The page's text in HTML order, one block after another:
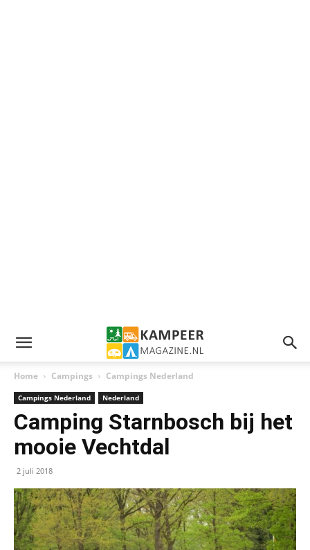
Home Campings Campings Nederland
Campings Nederland Nederland
Camping Starnbosch bij het
mooie Vechtdal
2 juli 2018